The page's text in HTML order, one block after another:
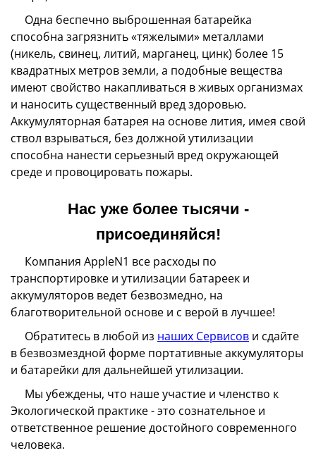
Одна беспечно выброшенная батарейка
способна загрязнить «тяжелыми» металлами
(никель, свинец, литий, марганец, цинк) более 15
квадратных метров земли, а подобные вещества
имеют свойство накапливаться в живых организмах
и наносить существенный вред здоровью.
Аккумуляторная батарея на основе лития, имея свой
ствол взрываться, без должной утилизации
способна нанести серьезный вред окружающей
среде и провоцировать пожары.
Нас уже более тысячи -
присоединяйся!
Компания AppleN1 все расходы по
транспортировке и утилизации батареек и
аккумуляторов ведет безвозмедно, на
благотворительной основе и с верой в лучшее!
Обратитесь в любой из наших Сервисов и сдайте
в безвозмездной форме портативные аккумуляторы
и батарейки для дальнейшей утилизации.
Мы убеждены, что наше участие и членство к
Экологической практике - это сознательное и
ответственное решение достойного современного
человека.